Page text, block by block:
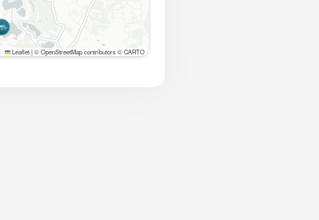
Leaflet|© OpenStreetMap contributors © CARTO